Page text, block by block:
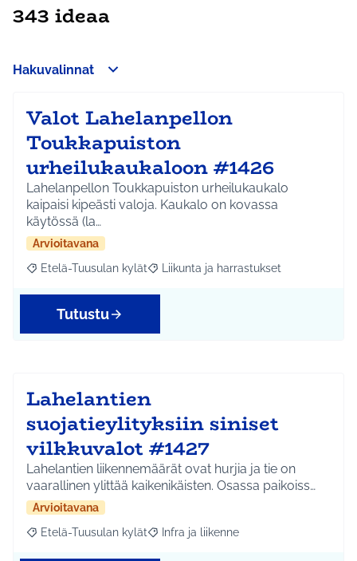
343 ideaa
Hakuvalinnat
Valot Lahelanpellon
Toukkapuiston
urheilukaukaloon #1426
Lahelanpellon Toukkapuiston urheilukaukalo
kaipaisi kipeästi valoja. Kaukalo on kovassa
käytössä (la…
Arvioitavana
Rajaa tulokset aihepiirin mukaan: Etelä-Tuusulan kylät
Etelä-Tuusulan kylät Rajaa tulokset teeman mukaan:
Liikunta ja harrastukset
Tutustu
Lahelantien
suojatieylityksiin siniset
vilkkuvalot #1427
Lahelantien liikennemäärät ovat hurjia ja tie on
vaarallinen ylittää kaikenikäisten. Osassa paikoiss…
Arvioitavana
Rajaa tulokset aihepiirin mukaan: Etelä-Tuusulan kylät
Etelä-Tuusulan kylät Rajaa tulokset teeman mukaan: Infra ja
Infra ja liikenne